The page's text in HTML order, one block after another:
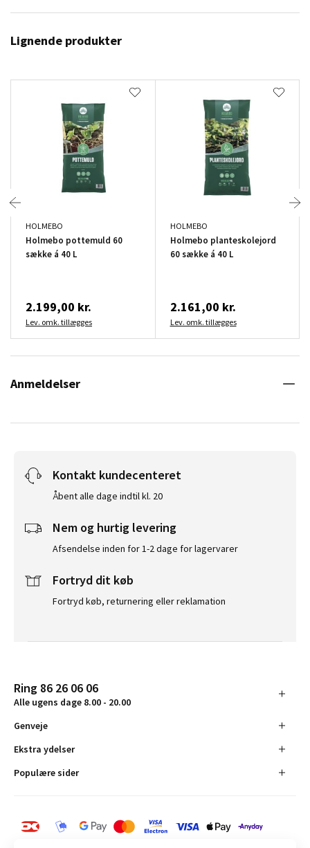
Lignende produkter
HOLMEBO
Holmebo pottemuld 60
sække á 40 L
2.199,00 kr.
Lev. omk. tillægges
HOLMEBO
Holmebo planteskolejord
60 sække á 40 L
2.161,00 kr.
Lev. omk. tillægges
Anmeldelser
Kontakt kundecenteret
Åbent alle dage indtil kl. 20
Nem og hurtig levering
Afsendelse inden for 1-2 dage for lagervarer
Fortryd dit køb
Fortryd køb, returnering eller reklamation
Ring 86 26 06 06
Alle ugens dage 8.00 - 20.00
Genveje
Ekstra ydelser
Populære sider